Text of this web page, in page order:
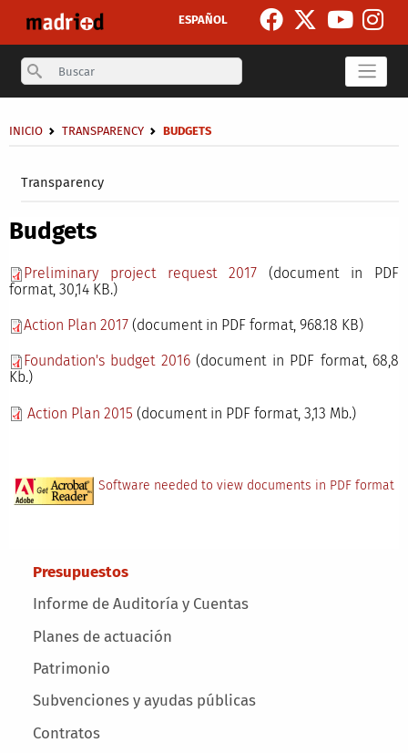
ESPAÑOL
Search
Transparency
Breadcrumb
INICIO TRANSPARENCY BUDGETS
Main menu
Presupuestos
Informe de Auditoría y Cuentas
Planes de actuación
Patrimonio
Subvenciones y ayudas públicas
Contratos
Budgets
Preliminary project request 2017 (document in PDF
format, 30,14 KB.)
Action Plan 2017(document in PDF format, 968.18 KB)
Foundation's budget 2016(document in PDF format, 68,8
Kb.)
Action Plan 2015 (document in PDF format, 3,13 Mb.)
Software needed to view documents in PDF format